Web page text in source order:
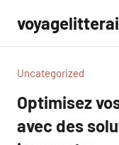
contenu
Uncategorized
Optimisez
avec des